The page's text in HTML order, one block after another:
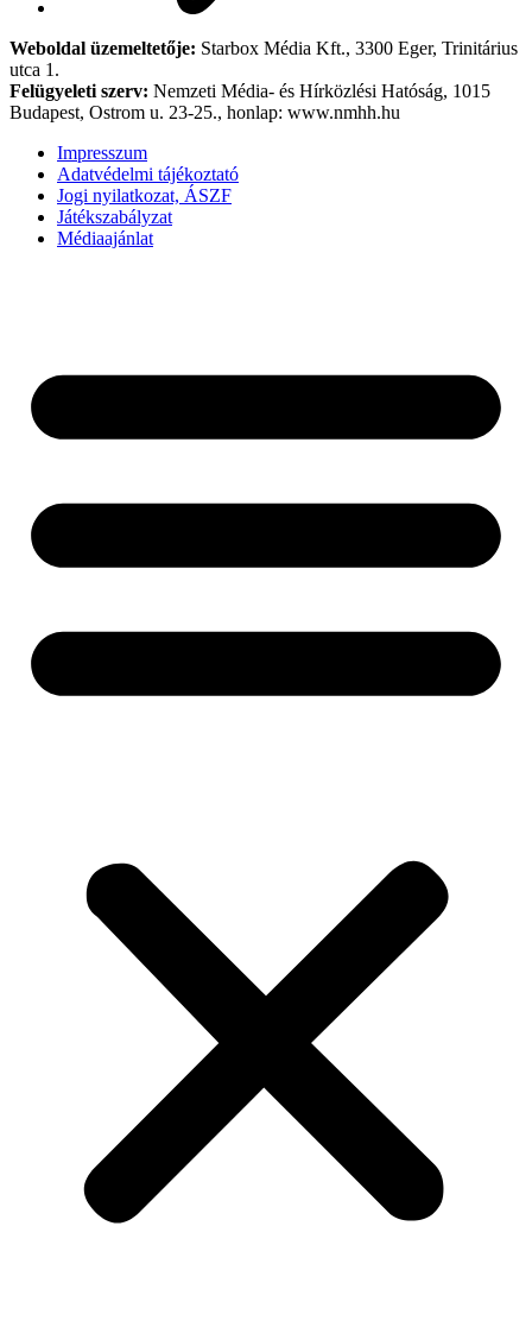
Weboldal üzemeltetője: Starbox Média Kft., 3300 Eger, Trinitárius
utca 1.
Felügyeleti szerv: Nemzeti Média- és Hírközlési Hatóság, 1015
Budapest, Ostrom u. 23-25., honlap: www.nmhh.hu
Impresszum
Adatvédelmi tájékoztató
Jogi nyilatkozat, ÁSZF
Játékszabályzat
Médiaajánlat